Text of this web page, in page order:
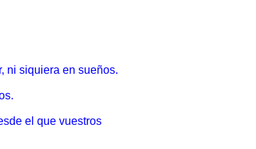
ni siquiera en sueños.
el que vuestros